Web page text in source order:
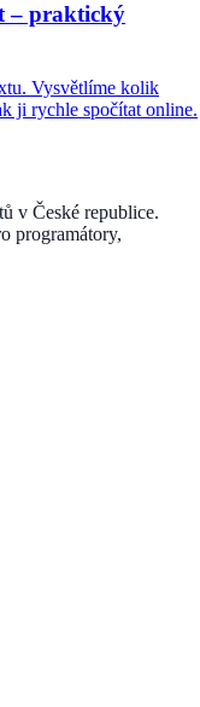
– praktický
Vysvětlíme kolik
ji rychle spočítat online.
v České republice.
programátory,